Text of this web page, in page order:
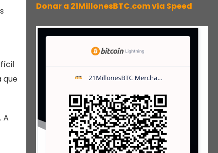
que
A
Donar a 21MillonesBTC.com via Speed